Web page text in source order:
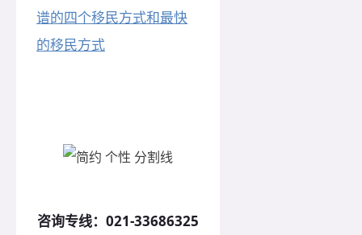
谱的四个移民方式和最快
的移民方式
咨询专线： 021-33686325